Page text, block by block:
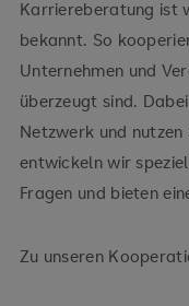
Karriereberatung ist
bekannt. So
Unternehmen und
überzeugt sind.
Netzwerk und
entwickeln wir
Fragen und bieten
Zu unseren